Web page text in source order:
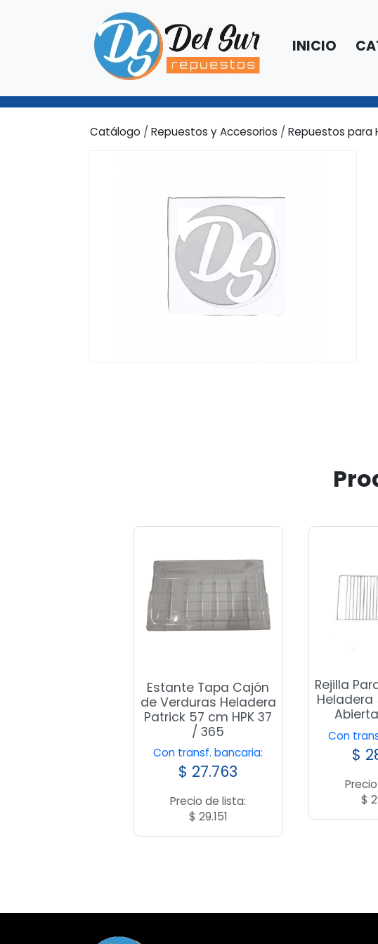
INICIO
Catálogo / Repuestos y Accesorios / Repuestos para
Estante Tapa Cajón
de Verduras Heladera
Patrick 57 cm HPK 37
/ 365
Con transf. bancaria:
$ 27.763
Precio de lista:
$ 29.151
Rejilla
Heladera
Con
$
$